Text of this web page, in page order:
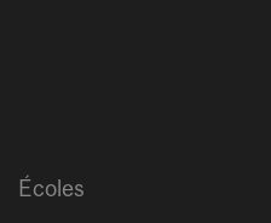
Écoles